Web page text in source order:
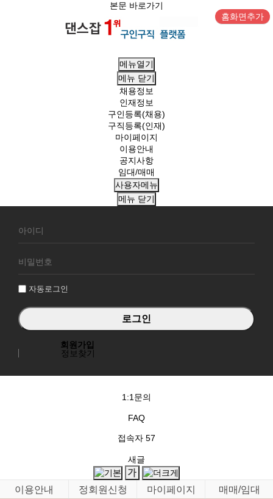
본문 바로가기
홈화면추가
메뉴열기
메뉴 닫기
채용정보
인재정보
구인등록(채용)
구직등록(인재)
마이페이지
이용안내
공지사항
임대/매매
사용자메뉴
메뉴 닫기
원
그
자동로그인
회원가입
정보찾기
1:1문의
FAQ
접속자 57
새글
이용안내 정회원신청 마이페이지
매매/임대